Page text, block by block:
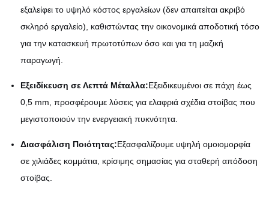
εξαλείφει το υψηλό κόστος εργαλείων (δεν απαιτείται ακριβό
σκληρό εργαλείο), καθιστώντας την οικονομικά αποδοτική τόσο
για την κατασκευή πρωτοτύπων όσο και για τη μαζική
παραγωγή.
Εξειδίκευση σε Λεπτά Μέταλλα:Εξειδικευμένοι σε πάχη έως
0,5 mm, προσφέρουμε λύσεις για ελαφριά σχέδια στοίβας που
μεγιστοποιούν την ενεργειακή πυκνότητα.
Διασφάλιση Ποιότητας:Εξασφαλίζουμε υψηλή ομοιομορφία
σε χιλιάδες κομμάτια, κρίσιμης σημασίας για σταθερή απόδοση
στοίβας.